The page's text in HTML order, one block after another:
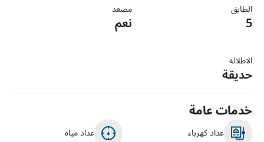
الطابق
5
مصعد
نعم
الاطلاله
حديقة
خدمات عامة
عداد كهرباء عداد مياه